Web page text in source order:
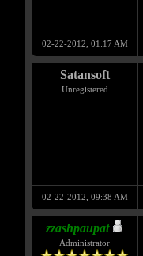
02-22-2012, 01:17 AM
Satansoft
Unregistered
02-22-2012, 09:38 AM
zzashpaupat
Administrator